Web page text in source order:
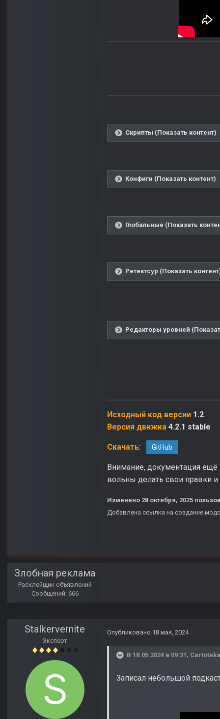
Скрипты (Показать контент)
Конфиги (Показать контент)
Глобальные (Показать
Ретектсур (Показать
Редакторы уровней
Исходный код версии 1.2
Версия движка 4.2.1 stable
Скачать: GitHub
Внимание, документация ещё
вольны делать свои правки и
Изменено 28 октября, 2025
Добавлена ссылка на создание
Злобная реклама
Расклейщик объявлений
Сообщений: 666
Stalkervernite
Эксперт
Опубликовано 18 мая, 2024
В 18.05.2024 в 09:31, Cartoteka
Записал небольшой